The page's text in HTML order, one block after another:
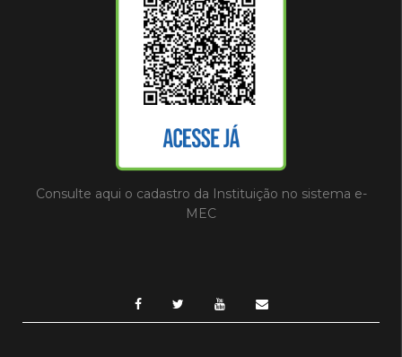
Consulte aqui o cadastro da Instituição no sistema e-
MEC